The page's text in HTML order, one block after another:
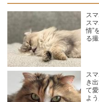
ス
ス
情”
る
ス
き
て
よ